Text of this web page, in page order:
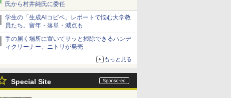
氏から村井純氏に委任
学生の「生成AIコピペ」レポートで悩む大学教
員たち。留年・落単・減点も
手の届く場所に置いてサッと掃除できるハンデ
ィクリーナー、ニトリが発売
もっと見る
Special Site